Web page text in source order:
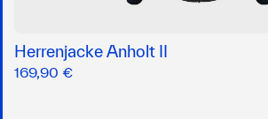
Herrenjacke Anholt II
169,90 €